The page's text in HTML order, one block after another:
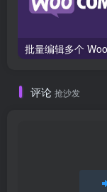
评论 抢沙发